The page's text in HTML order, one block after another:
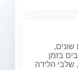
שונים,
בזמן
שלבי הלידה